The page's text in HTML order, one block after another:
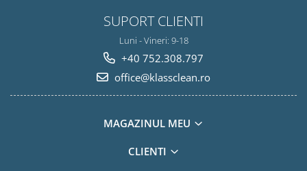
SUPORT CLIENTI
Luni - Vineri: 9-18
+40 752.308.797
office@klassclean.ro
MAGAZINUL MEU
CLIENTI